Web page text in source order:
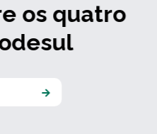
os quatro